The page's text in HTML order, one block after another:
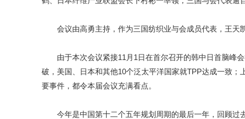
会议由高勇主持，作为三国纺织业与会成员代表，王天
由于本次会议紧接11月1日在首尔召开的韩中日首脑峰会
破，美国、日本和其他10个泛太平洋国家就TPP达成一致；
要事件，都令本届会议充满看点。
今年是中国第十二个五年规划周期的最后一年，回顾过